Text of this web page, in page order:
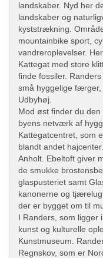
landskaber. Nyd her
landskaber og
kyststrækning.
mountainbike sport,
vandreroplevelser.
Kattegat med store
finde fossiler.
små hyggelige færger,
Udbyhøj.
Mod øst finder du
byens netværk af
Kattegatcentret, som
blandt andet
Anholt. Ebeltoft giver
de smukke
glaspusteriet samt
kanonerne og
der er bygget om til
I Randers, som ligger
kunst og kulturelle
Kunstmuseum.
Regnskov, som er